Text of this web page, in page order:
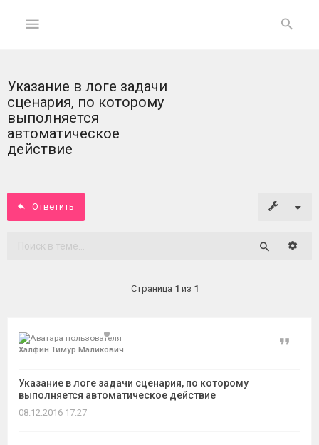
ГЛАВНАЯ
На
главную
ФОРУМ
Темы
Указание в логе задачи
сценария, по которому
выполняется
автоматическое
действие
Ответить
Страница 1 из 1
Халфин Тимур Маликович
Указание в логе задачи сценария, по которому
выполняется автоматическое действие
Цитата
08.12.2016 17:27